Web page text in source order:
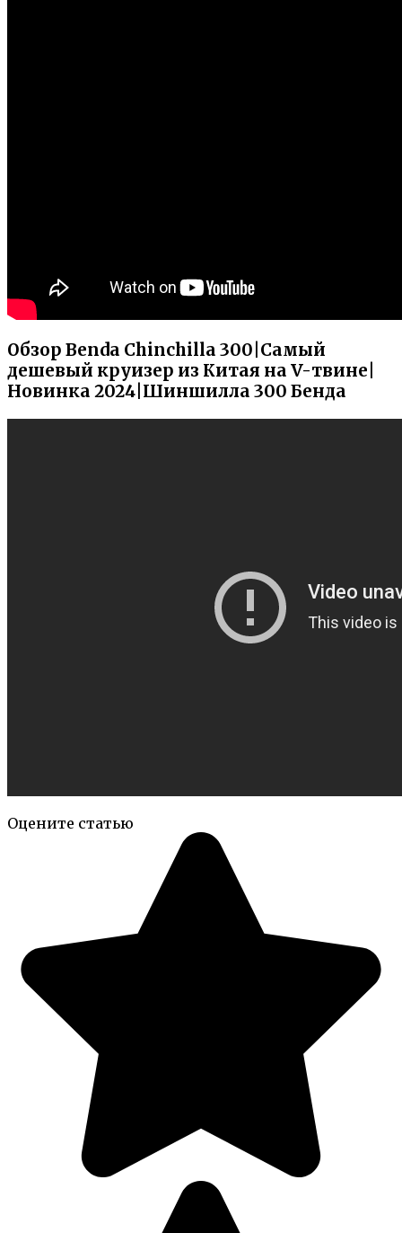
Обзор Benda Chinchilla 300|Самый
дешевый круизер из Китая на V-твине|
Новинка 2024|Шиншилла 300 Бенда
Оцените статью